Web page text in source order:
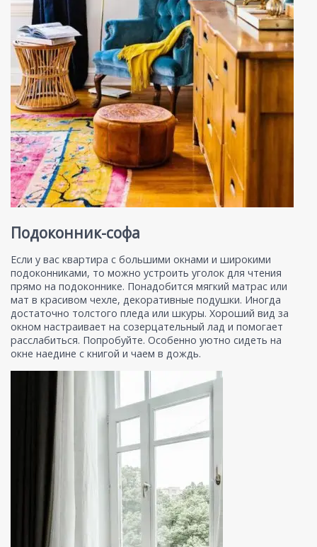
Подоконник-софа
Если у вас квартира с большими окнами и широкими
подоконниками, то можно устроить уголок для чтения
прямо на подоконнике. Понадобится мягкий матрас или
мат в красивом чехле, декоративные подушки. Иногда
достаточно толстого пледа или шкуры. Хороший вид за
окном настраивает на созерцательный лад и помогает
расслабиться. Попробуйте. Особенно уютно сидеть на
окне наедине с книгой и чаем в дождь.